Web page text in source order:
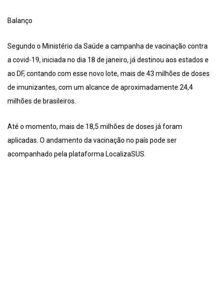
Balanço
Segundo o Ministério da Saúde a campanha de vacinação contra
a covid-19, iniciada no dia 18 de janeiro, já destinou aos estados e
ao DF, contando com esse novo lote, mais de 43 milhões de doses
de imunizantes, com um alcance de aproximadamente 24,4
milhões de brasileiros.
Até o momento, mais de 18,5 milhões de doses já foram
aplicadas. O andamento da vacinação no país pode ser
acompanhado pela plataforma LocalizaSUS.